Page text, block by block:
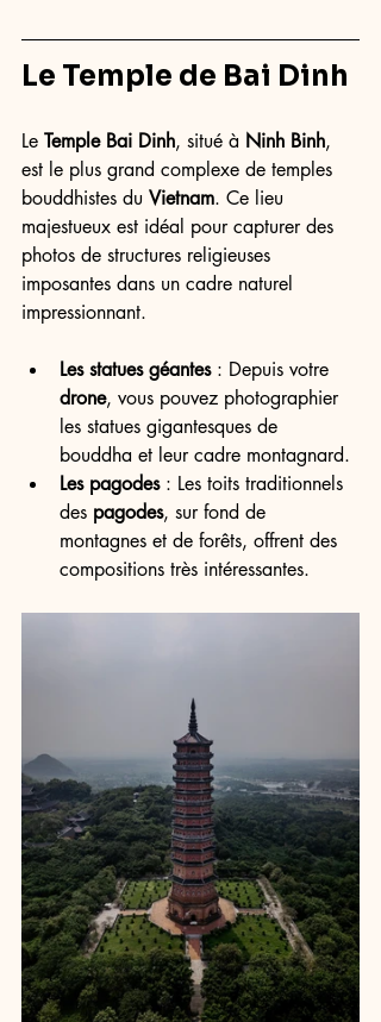
Le Temple de Bai Dinh
Le Temple Bai Dinh, situé à Ninh Binh,
est le plus grand complexe de temples
bouddhistes du Vietnam. Ce lieu
majestueux est idéal pour capturer des
photos de structures religieuses
imposantes dans un cadre naturel
impressionnant.
Les statues géantes : Depuis votre
drone, vous pouvez photographier
les statues gigantesques de
bouddha et leur cadre montagnard.
Les pagodes : Les toits traditionnels
des pagodes, sur fond de
montagnes et de forêts, offrent des
compositions très intéressantes.